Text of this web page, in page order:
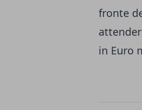
fronte
in Euro